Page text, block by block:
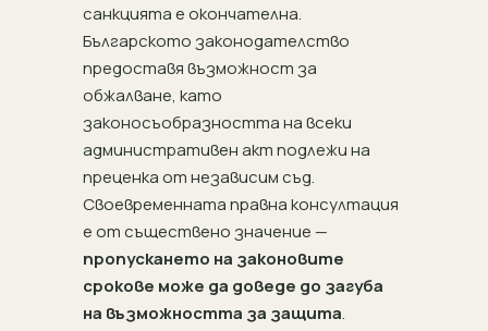
санкцията е окончателна.
Българското законодателство
предоставя възможност за
обжалване, като
законосъобразността на всеки
административен акт подлежи на
преценка от независим съд.
Своевременната правна консултация
е от съществено значение —
пропускането на законовите
срокове може да доведе до загуба
на възможността за защита.